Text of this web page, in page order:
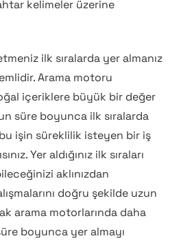
kelimeler üzerine
ilk sıralarda yer almanız
Arama motoru
içeriklere büyük bir değer
süre boyunca ilk sıralarda
işin süreklilik isteyen bir iş
Yer aldığınız ilk sıraları
aklınızdan
doğru şekilde uzun
arama motorlarında daha
boyunca yer almayı